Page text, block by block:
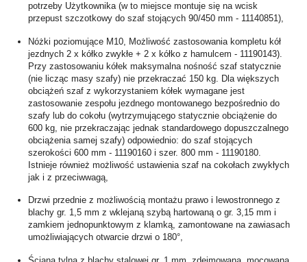
potrzeby Użytkownika (w to miejsce montuje się na wcisk
przepust szczotkowy do szaf stojących 90/450 mm - 11140851),
Nóżki poziomujące M10, Możliwość zastosowania kompletu kół
jezdnych 2 x kółko zwykłe + 2 x kółko z hamulcem - 11190143).
Przy zastosowaniu kółek maksymalna nośność szaf statycznie
(nie licząc masy szafy) nie przekraczać 150 kg. Dla większych
obciążeń szaf z wykorzystaniem kółek wymagane jest
zastosowanie zespołu jezdnego montowanego bezpośrednio do
szafy lub do cokołu (wytrzymującego statycznie obciążenie do
600 kg, nie przekraczając jednak standardowego dopuszczalnego
obciążenia samej szafy) odpowiednio: do szaf stojących
szerokości 600 mm - 11190160 i szer. 800 mm - 11190180.
Istnieje również możliwość ustawienia szaf na cokołach zwykłych
jak i z przeciwwagą,
Drzwi przednie z możliwością montażu prawo i lewostronnego z
blachy gr. 1,5 mm z wklejaną szybą hartowaną o gr. 3,15 mm i
zamkiem jednopunktowym z klamką, zamontowane na zawiasach
umożliwiających otwarcie drzwi o 180°,